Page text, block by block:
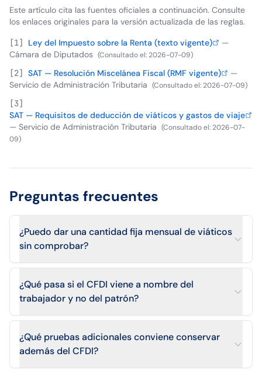
Este artículo cita las fuentes oficiales a continuación. Consulte
los enlaces originales para la versión actualizada de las reglas.
[1] Ley del Impuesto sobre la Renta (texto vigente)
—
Cámara de Diputados (Consultado el:2026-07-09)
[2] SAT — Resolución Miscelánea Fiscal (RMF vigente)
—
Servicio de Administración Tributaria (Consultado el:2026-07-09)
[3]
SAT — Requisitos de deducción de viáticos y gastos de viaje
— Servicio de Administración Tributaria (Consultado el:2026-07-
09)
Preguntas frecuentes
¿Puedo dar una cantidad fija mensual de viáticos
sin comprobar?
¿Qué pasa si el CFDI viene a nombre del
trabajador y no del patrón?
¿Qué pruebas adicionales conviene conservar
además del CFDI?